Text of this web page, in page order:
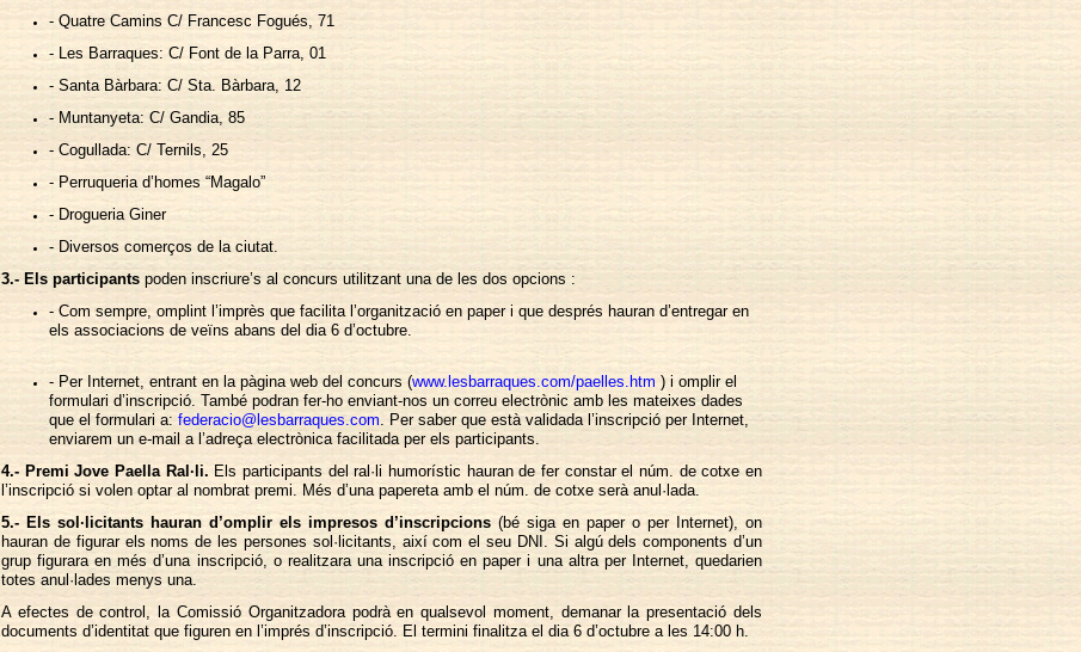
- Quatre Camins C/ Francesc Fogués, 71
- Les Barraques: C/ Font de la Parra, 01
- Santa Bàrbara: C/ Sta. Bàrbara, 12
- Muntanyeta: C/ Gandia, 85
- Cogullada: C/ Ternils, 25
- Perruqueria d’homes “Magalo”
- Drogueria Giner
- Diversos comerços de la ciutat.
3.- Els participants poden inscriure’s al concurs utilitzant una de les dos opcions :
- Com sempre, omplint l’imprès que facilita l’organització en paper i que després hauran d’entregar en
els associacions de veïns abans del dia 6 d’octubre.
- Per Internet, entrant en la pàgina web del concurs (www.lesbarraques.com/paelles.htm ) i omplir el
formulari d’inscripció. També podran fer-ho enviant-nos un correu electrònic amb les mateixes dades
que el formulari a: federacio@lesbarraques.com. Per saber que està validada l’inscripció per Internet,
enviarem un e-mail a l’adreça electrònica facilitada per els participants.
4.- Premi Jove Paella Ral·li. Els participants del ral·li humorístic hauran de fer constar el núm. de cotxe en
l’inscripció si volen optar al nombrat premi. Més d’una papereta amb el núm. de cotxe serà anul·lada.
5.- Els sol·licitants hauran d’omplir els impresos d’inscripcions (bé siga en paper o per Internet), on
hauran de figurar els noms de les persones sol·licitants, així com el seu DNI. Si algú dels components d’un
grup figurara en més d’una inscripció, o realitzara una inscripció en paper i una altra per Internet, quedarien
totes anul·lades menys una.
A efectes de control, la Comissió Organitzadora podrà en qualsevol moment, demanar la presentació dels
documents d’identitat que figuren en l’imprés d’inscripció. El termini finalitza el dia 6 d’octubre a les 14:00 h.